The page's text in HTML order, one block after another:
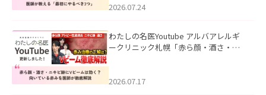
た。
2026.07.24
わたしの名医Youtube アルバアレルギ
ークリニック札幌「赤ら顔・酒さ・ニ
した。
2026.07.17